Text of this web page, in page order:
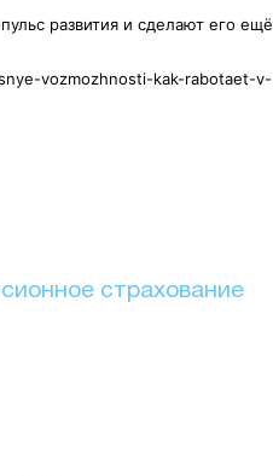
развития и сделают его ещё
vozmozhnosti-kak-rabotaet-v-
страхование